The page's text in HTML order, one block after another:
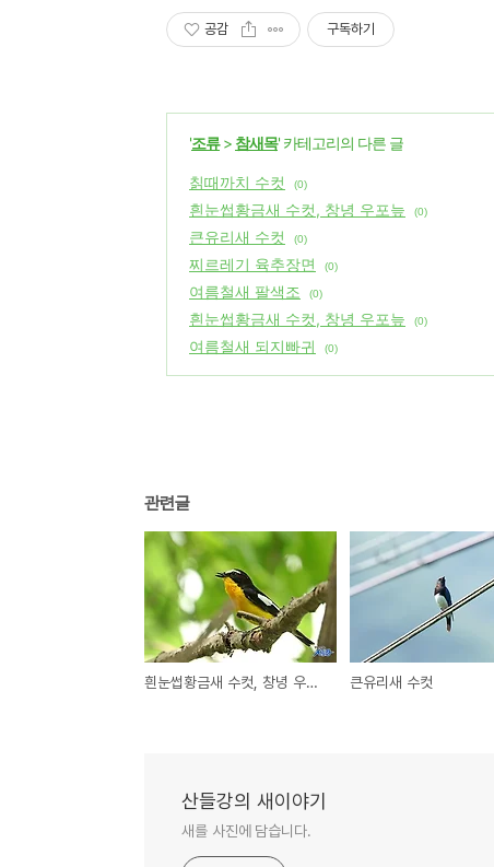
공감 구독하기
'조류> 참새목' 카테고리의 다른 글
칡때까치 수컷 (0)
흰눈썹황금새 수컷, 창녕 우포늪 (0)
큰유리새 수컷 (0)
찌르레기 육추장면 (0)
여름철새 팔색조 (0)
흰눈썹황금새 수컷, 창녕 우포늪 (0)
여름철새 되지빠귀 (0)
관련글
흰눈썹황금새 수컷, 창녕 우포늪 큰유리새 수컷
산들강의 새이야기
새를 사진에 담습니다.